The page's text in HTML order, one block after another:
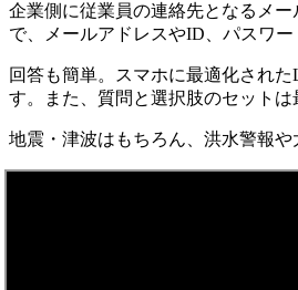
企業側に従業員の連絡先となるメ
で、メールアドレスやID、パスワ
回答も簡単。スマホに最適化され
す。また、質問と選択肢のセット
地震・津波はもちろん、洪水警報